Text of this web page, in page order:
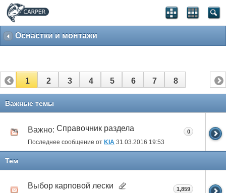
Оснастки и монтажи
1 2 3 4 5 6 7 8
Важные темы
Важно: Справочник раздела
Последнее сообщение от KIA 31.03.2016 19:53
0
Тем
Выбор карповой лески 1,859